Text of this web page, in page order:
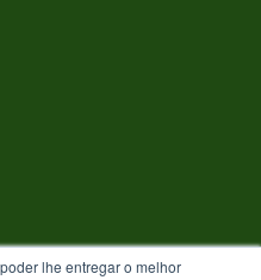
lhe entregar o melhor